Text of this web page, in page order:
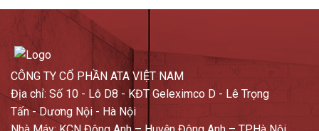
CÔNG TY CỔ PHẦN ATA VIỆT NAM
Địa chỉ: Số 10 - Lô D8 - KĐT Geleximco D - Lê Trọng
Tấn - Dương Nội - Hà Nội